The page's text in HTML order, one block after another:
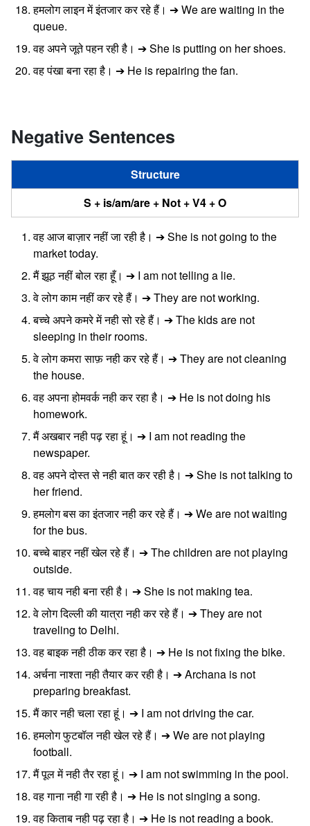
हमलोग लाइन में इंतजार कर रहे हैं। ➔ We are waiting in the
queue.
वह अपने जूते पहन रही है। ➔ She is putting on her shoes.
वह पंखा बना रहा है। ➔ He is repairing the fan.
Negative Sentences
Structure
S + is/am/are + Not + V4 + O
वह आज बाज़ार नहीं जा रही है। ➔ She is not going to the
market today.
मैं झूठ नहीं बोल रहा हूँ। ➔ I am not telling a lie.
वे लोग काम नहीं कर रहे हैं। ➔ They are not working.
बच्चे अपने कमरे में नही सो रहे हैं। ➔ The kids are not
sleeping in their rooms.
वे लोग कमरा साफ़ नही कर रहे हैं। ➔ They are not cleaning
the house.
वह अपना होमवर्क नही कर रहा है। ➔ He is not doing his
homework.
मैं अखबार नही पढ़ रहा हूं। ➔ I am not reading the
newspaper.
वह अपने दोस्त से नही बात कर रही है। ➔ She is not talking to
her friend.
हमलोग बस का इंतजार नही कर रहे हैं। ➔ We are not waiting
for the bus.
बच्चे बाहर नहीं खेल रहे हैं। ➔ The children are not playing
outside.
वह चाय नही बना रही है। ➔ She is not making tea.
वे लोग दिल्ली की यात्रा नही कर रहे हैं। ➔ They are not
traveling to Delhi.
वह बाइक नही ठीक कर रहा है। ➔ He is not fixing the bike.
अर्चना नाश्ता नही तैयार कर रही है। ➔ Archana is not
preparing breakfast.
मैं कार नही चला रहा हूं। ➔ I am not driving the car.
हमलोग फुटबॉल नही खेल रहे हैं। ➔ We are not playing
football.
मैं पूल में नही तैर रहा हूं। ➔ I am not swimming in the pool.
वह गाना नही गा रही है। ➔ He is not singing a song.
वह किताब नही पढ़ रहा है। ➔ He is not reading a book.